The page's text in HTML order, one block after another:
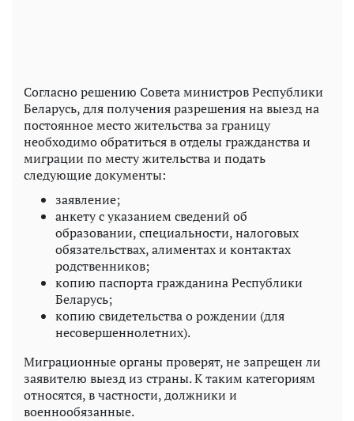
Согласно решению Совета министров Республики
Беларусь, для получения разрешения на выезд на
постоянное место жительства за границу
необходимо обратиться в отделы гражданства и
миграции по месту жительства и подать
следующие документы:
заявление;
анкету с указанием сведений об
образовании, специальности, налоговых
обязательствах, алиментах и контактах
родственников;
копию паспорта гражданина Республики
Беларусь;
копию свидетельства о рождении (для
несовершеннолетних).
Миграционные органы проверят, не запрещен ли
заявителю выезд из страны. К таким категориям
относятся, в частности, должники и
военнообязанные.